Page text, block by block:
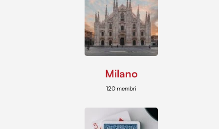
Milano
120 membri